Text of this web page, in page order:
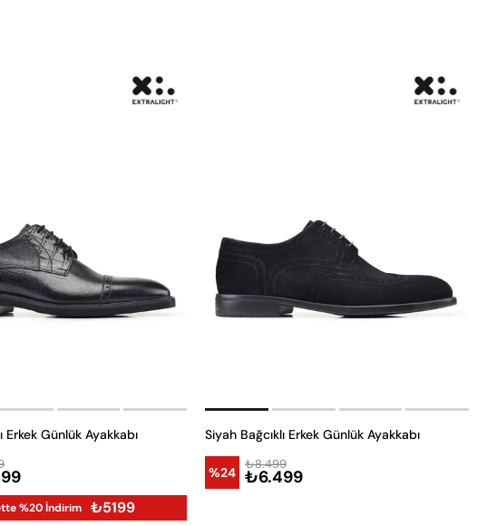
Erkek Günlük Ayakkabı
%20 İndirim ₺5199
Siyah Bağcıklı Erkek Günlük Ayakkabı
%24 ₺6.499
₺8.499